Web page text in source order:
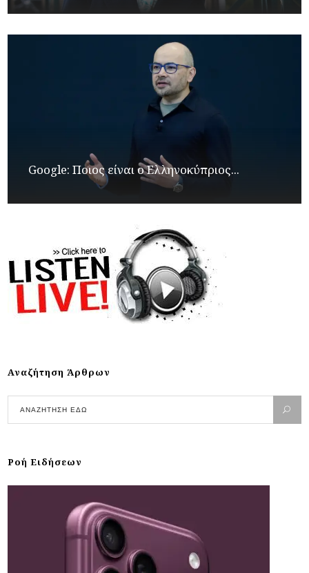
Google: Ποιος είναι ο Ελληνοκύπριος...
Αναζήτηση Άρθρων
Ροή Ειδήσεων